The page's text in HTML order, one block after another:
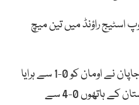
اسٹیج راؤنڈ میں تین میچ
ایونٹ کے دوسرے میچ میں جاپان نے اومان کو 0-1 سے ہرایا
جب کہ ترکمانستان کو ازبکستان کے ہاتھوں 0-4 سے